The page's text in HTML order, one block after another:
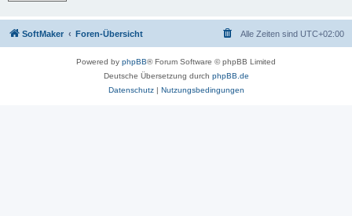
SoftMaker Foren-Übersicht Alle Zeiten sind UTC+02:00
Powered by phpBB® Forum Software © phpBB Limited
Deutsche Übersetzung durch phpBB.de
Datenschutz| Nutzungsbedingungen